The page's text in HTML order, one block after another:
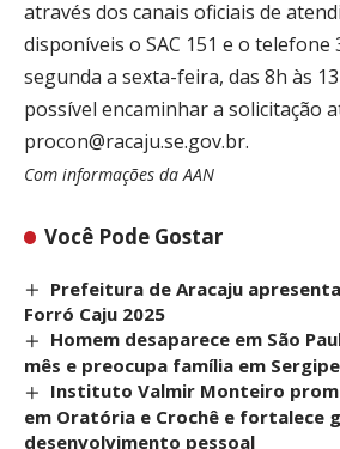
através dos canais oficiais de
disponíveis o SAC 151 e o telefone
segunda a sexta-feira, das 8h às
possível encaminhar a solicitação
procon@racaju.se.gov.br.
Com informações da AAN
Você Pode Gostar
Prefeitura de Aracaju
Forró Caju 2025
Homem desaparece em São
mês e preocupa família em Sergipe
Instituto Valmir Monteiro
em Oratória e Crochê e fortalece
desenvolvimento pessoal